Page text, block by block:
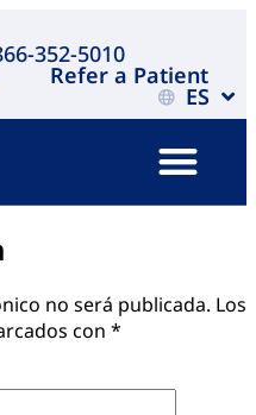
352-5010
Refer a Patient
ES
no será publicada. Los
con *